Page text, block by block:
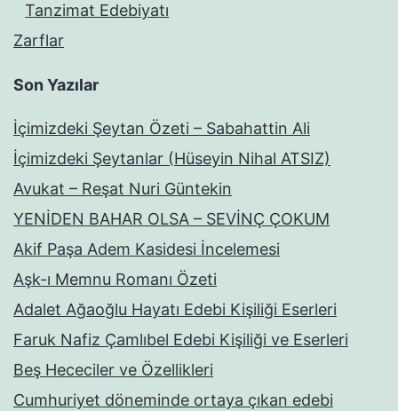
Tanzimat Edebiyatı
Zarflar
Son Yazılar
İçimizdeki Şeytan Özeti – Sabahattin Ali
İçimizdeki Şeytanlar (Hüseyin Nihal ATSIZ)
Avukat – Reşat Nuri Güntekin
YENİDEN BAHAR OLSA – SEVİNÇ ÇOKUM
Akif Paşa Adem Kasidesi İncelemesi
Aşk-ı Memnu Romanı Özeti
Adalet Ağaoğlu Hayatı Edebi Kişiliği Eserleri
Faruk Nafiz Çamlıbel Edebi Kişiliği ve Eserleri
Beş Hececiler ve Özellikleri
Cumhuriyet döneminde ortaya çıkan edebi